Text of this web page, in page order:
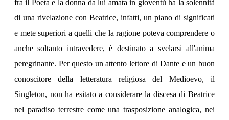
fra il Poeta e la donna da lui amata in gioventù ha la solennità
di una rivelazione con Beatrice, infatti, un piano di significati
e mete superiori a quelli che la ragione poteva comprendere o
anche soltanto intravedere, è destinato a svelarsi all'anima
peregrinante. Per questo un attento lettore di Dante e un buon
conoscitore della letteratura religiosa del Medioevo, il
Singleton, non ha esitato a considerare la discesa di Beatrice
nel paradiso terrestre come una trasposizione analogica, nei